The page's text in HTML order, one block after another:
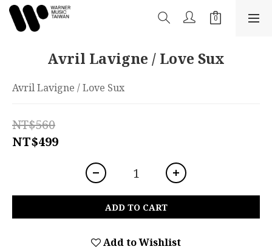
Avril Lavigne / Love Sux
Avril Lavigne / Love Sux
NT$560
NT$499
ADD TO CART
Add to Wishlist